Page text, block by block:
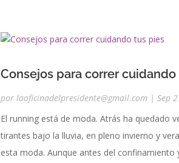
Consejos para correr
porlaoficinadelpresidente@gmail.com |Sep
El running está de moda. Atrás ha quedado
tirantes bajo la lluvia, en pleno invierno y
esta moda. Aunque antes del